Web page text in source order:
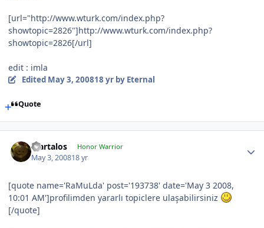
[url="http://www.wturk.com/index.php?
showtopic=2826"]http://www.wturk.com/index.php?
showtopic=2826[/url]
edit : imla
Edited May 3, 200818 yrby Eternal
Quote
Martalos Honor Warrior
May 3, 200818 yr
[quote name='RaMuLda' post='193738' date='May 3 2008,
10:01 AM']profilimden yararlı topiclere ulaşabilirsiniz
[/quote]